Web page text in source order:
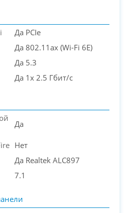
Да PCIe
Да 802.11ax (Wi-Fi 6E)
Да 5.3
Да 1x 2.5 Гбит/с
Да
Нет
Да Realtek ALC897
7.1